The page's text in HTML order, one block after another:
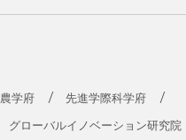
農学府 先進学際科学府
グローバルイノベーション研究院